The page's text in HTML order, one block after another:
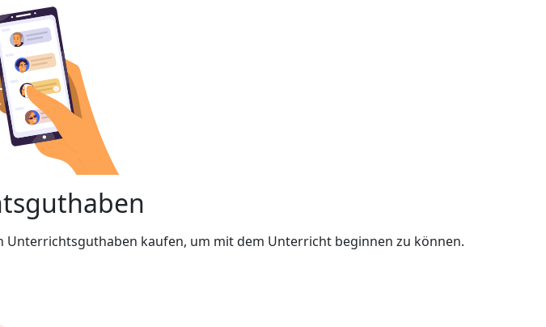
kaufen, um mit dem Unterricht beginnen zu können.